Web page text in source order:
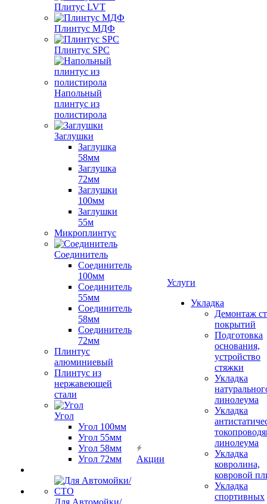
Плитус LVT
Плинтус МДФ
Плинтус SPC
Напольный
плинтус из
полистирола
Заглушки
Заглушка
58мм
Заглушка
72мм
Заглушки
100мм
Заглушки
55м
Микроплинтус
Соединитель
Соединитель
100мм
Соединитель
55мм
Соединитель
58мм
Соединитель
72мм
Плинтус
алюминиевый
Плинтус из
нержавеющей
стали
Угол
Угол 100мм
Угол 55мм
Угол 58мм
Угол 72мм
Для Автомойки/
Акции
Услуги
Укладка
Демонтаж
покрытий
Подготовка
основания,
устройство
стяжки
Укладка
линолеума
Укладка
линолеума
Укладка
ковролина,
ковровой
Укладка
спортивных